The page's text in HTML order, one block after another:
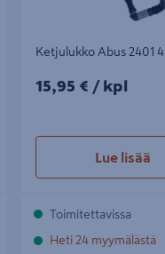
Ketjulukko Abus 2401
15,95€/kpl
15,95 € / kpl
Lue lisää
Toimitettavissa
Heti 24 myymälästä